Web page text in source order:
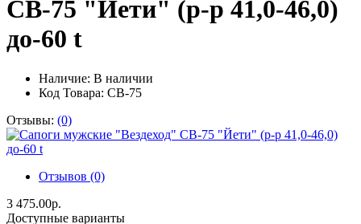
СВ-75 "Йети" (р-р 41,0-46,0)
до-60 t
Наличие: В наличии
Код Товара: СВ-75
Отзывы: (0)
Отзывов (0)
3 475.00р.
Доступные варианты